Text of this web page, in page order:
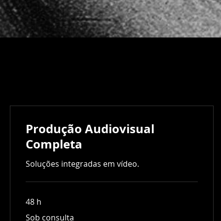
Produção Audiovisual
Completa
Soluções integradas em vídeo.
48 h
consulta
Sob consulta